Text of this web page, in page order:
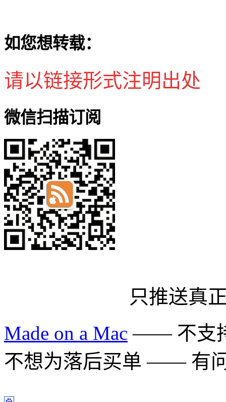
如您想转载：
请以链接形式注明出处
微信扫描订阅
只推送真
Made on a Mac —— 不支
不想为落后买单 —— 有